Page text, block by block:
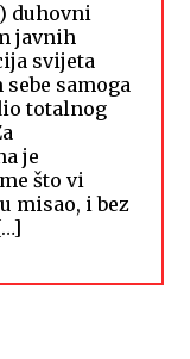
duhovni
javnih
svijeta
samoga
totalnog
je
što vi
misao, i bez